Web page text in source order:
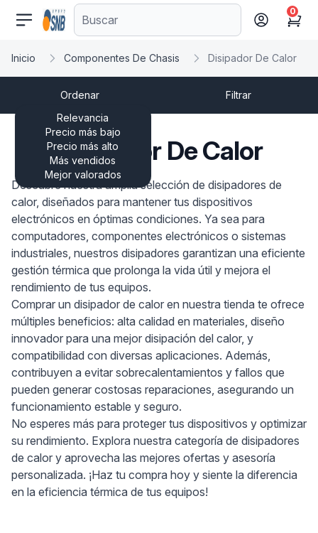
comercioseguro.es
Cart
0
Inicio Componentes De Chasis Disipador De Calor
Ordenar
Relevancia
Precio más bajo
Precio más alto
Más vendidos
Mejor valorados
Filtrar
Disipador De Calor
Descubre nuestra amplia selección de disipadores de
calor, diseñados para mantener tus dispositivos
electrónicos en óptimas condiciones. Ya sea para
computadores, componentes electrónicos o sistemas
industriales, nuestros disipadores garantizan una eficiente
gestión térmica que prolonga la vida útil y mejora el
rendimiento de tus equipos.
Comprar un disipador de calor en nuestra tienda te ofrece
múltiples beneficios: alta calidad en materiales, diseño
innovador para una mejor disipación del calor, y
compatibilidad con diversas aplicaciones. Además,
contribuyen a evitar sobrecalentamientos y fallos que
pueden generar costosas reparaciones, asegurando un
funcionamiento estable y seguro.
No esperes más para proteger tus dispositivos y optimizar
su rendimiento. Explora nuestra categoría de disipadores
de calor y aprovecha las mejores ofertas y asesoría
personalizada. ¡Haz tu compra hoy y siente la diferencia
en la eficiencia térmica de tus equipos!